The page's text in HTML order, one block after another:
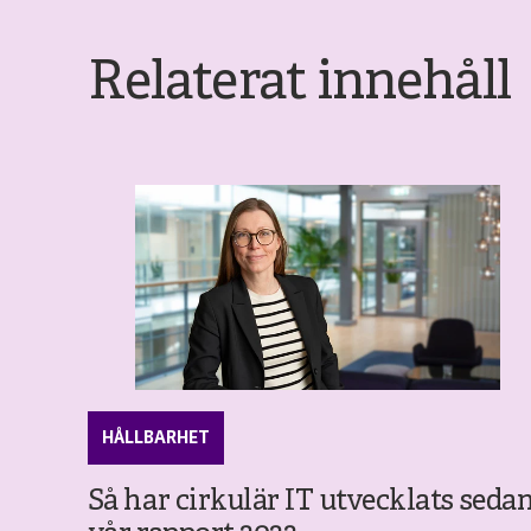
Relaterat innehåll
HÅLLBARHET
Så har cirkulär IT utvecklats